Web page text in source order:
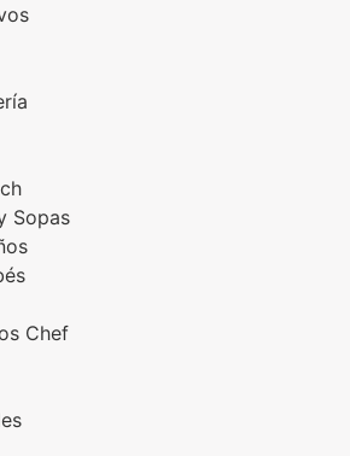
Sopas
Chef